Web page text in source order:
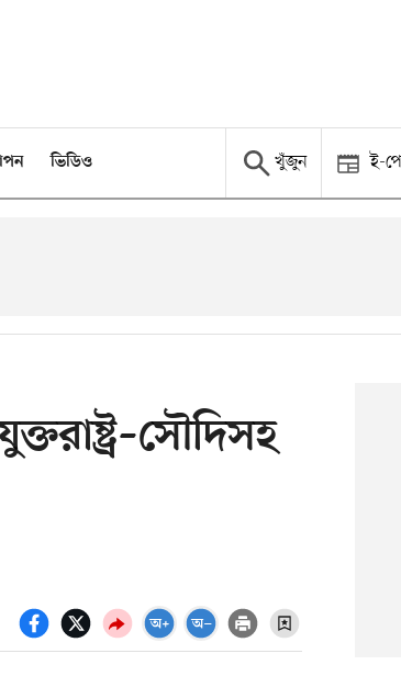
ভিডিও খুঁজুন ই-